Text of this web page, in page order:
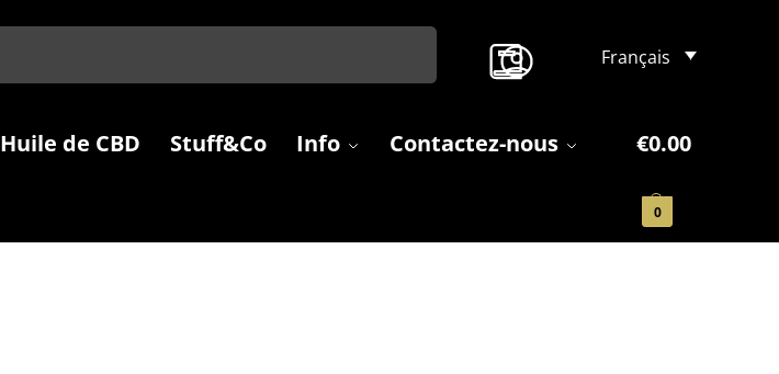
Français
Huile de CBD Stuff&Co Info Contactez-nous €0.00
0